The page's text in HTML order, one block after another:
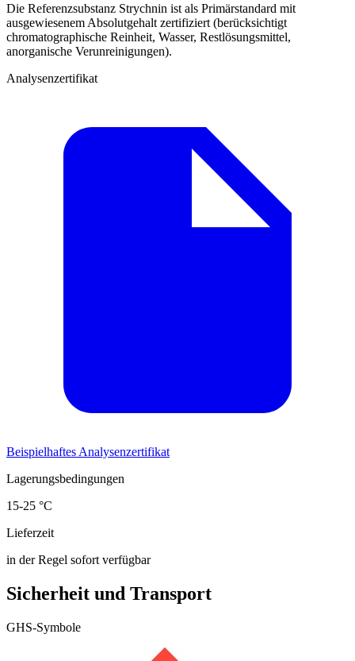
Die Referenzsubstanz Strychnin ist als Primärstandard mit
ausgewiesenem Absolutgehalt zertifiziert (berücksichtigt
chromatographische Reinheit, Wasser, Restlösungsmittel,
anorganische Verunreinigungen).
Analysenzertifikat
Beispielhaftes Analysenzertifikat
Lagerungsbedingungen
15-25 °C
Lieferzeit
in der Regel sofort verfügbar
Sicherheit und Transport
GHS-Symbole